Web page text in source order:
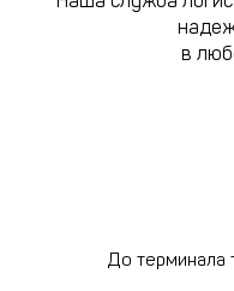
в
До терминала